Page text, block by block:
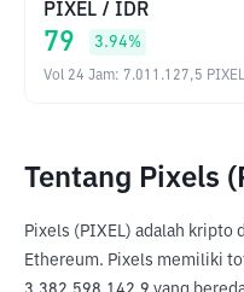
PIXEL / IDR
79 3.94%
Vol 24 Jam: 7.011.127,5 PIXEL
Tentang Pixels
Pixels (PIXEL) adalah kripto
Ethereum. Pixels memiliki